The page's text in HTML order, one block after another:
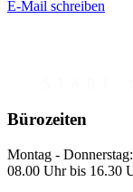
E-Mail schreiben
Bürozeiten
Montag - Donnerstag:
08.00 Uhr bis 16.30